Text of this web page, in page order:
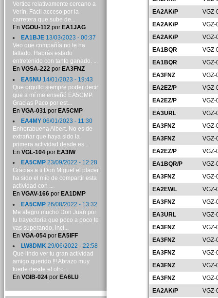
EA2AK/P
VGZ-
EA2AK/P
VGZ-
EA2AK/P
VGZ-
EA1BQR
VGZ-
EA1BQR
VGZ-
EA3FNZ
VGZ-
EA2EZ/P
VGZ-
EA2EZ/P
VGZ-
EA3URL
VGZ-
EA3FNZ
VGZ-
EA3FNZ
VGZ-
EA2EZ/P
VGZ-
EA1BQR/P
VGZ-
EA3FNZ
VGZ-
EA2EWL
VGZ-
EA3FNZ
VGZ-
EA3URL
VGZ-
EA3FNZ
VGZ-
EA3FNZ
VGZ-
EA3FNZ
VGZ-
EA3FNZ
VGZ-
EA3FNZ
VGZ-
EA2AK/P
VGZ-
Vertice relativamente cercano a
Verín. Fácil acceso por la
carretera que sube de...
En VGOU-112por EA1JAG
EA1BJE13/03/2023 - 00:37
Veo que compañía no te ha
faltado. Habrás estado
entretenido con tanto ganado. ...
En VGSA-222por EA3FNZ
EA5NU 14/01/2023 - 19:43
Que orgullo siempre poder decir
que a mí me enseñó EA5CMP.
Gracias Paco por est...
En VGA-031 por EA5CMP
EA4MY06/01/2023 - 11:30
Enhorabuena Albert. No es de
extrañar que haya sido la
primera actividad desde es...
En VGL-104por EA3IW
EA5CMP23/09/2022 - 12:28
Gracias a ti Don Miguel el placer
ha sido el mío de compartir esta
actividad con ...
En VGAV-166por EA1DMP
EA5CMP26/08/2022 - 13:32
Me alegro mucho Don Juan por
tu trayectoria que poco a poco te
vas superando, incl...
En VGA-054por EA5IFF
LW8DMK29/06/2022 - 22:58
Que lindo ver tu gran actividad
amigo querido !!! Abrazo muy
fuerte desde el otro...
En VGIB-024por EA6LU